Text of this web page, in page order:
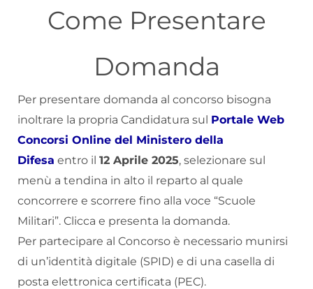
Come Presentare
Domanda
Per presentare domanda al concorso bisogna
inoltrare la propria Candidatura sul Portale Web
Concorsi Online del Ministero della
Difesa entro il 12 Aprile 2025, selezionare sul
menù a tendina in alto il reparto al quale
concorrere e scorrere fino alla voce “Scuole
Militari”. Clicca e presenta la domanda.
Per partecipare al Concorso è necessario munirsi
di un’identità digitale (SPID) e di una casella di
posta elettronica certificata (PEC).